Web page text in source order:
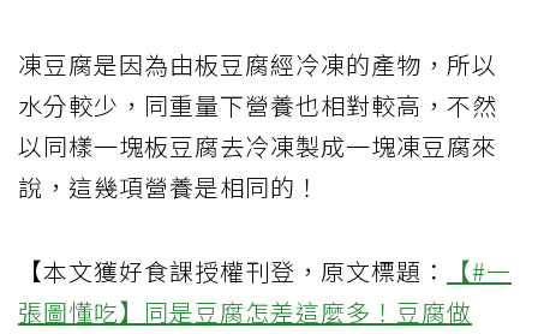
凍豆腐是因為由板豆腐經冷凍的產物，所以
水分較少，同重量下營養也相對較高，不然
以同樣一塊板豆腐去冷凍製成一塊凍豆腐來
說，這幾項營養是相同的！
【本文獲好食課授權刊登，原文標題：
【#一
張圖懂吃】同是豆腐怎差這麼多！豆腐做